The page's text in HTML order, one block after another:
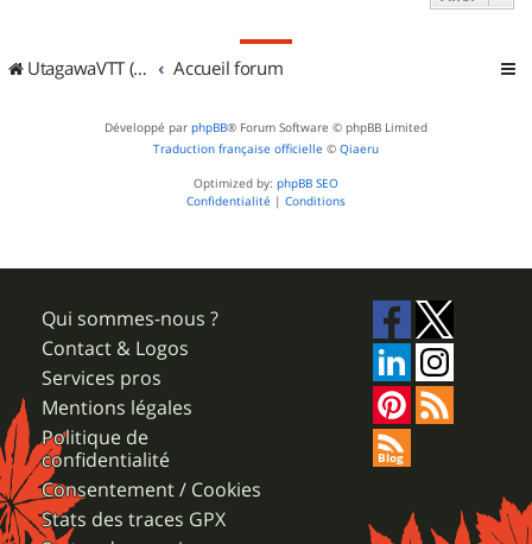
UtagawaVTT (Randos VTT et VTTAE avec traces GPS) Accueil forum
Développé par phpBB® Forum Software © phpBB Limited
Traduction française officielle © Qiaeru
Optimized by: phpBB SEO
Confidentialité | Conditions
Qui sommes-nous ?
Contact & Logos
Services pros
Mentions légales
Politique de
confidentialité
Consentement / Cookies
Stats des traces GPX